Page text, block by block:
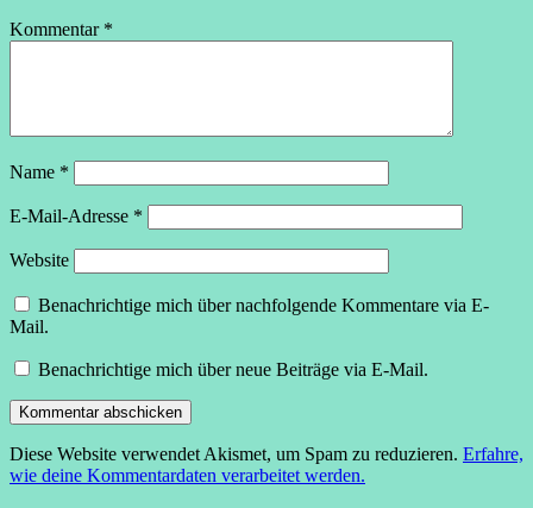
Kommentar *
Name *
E-Mail-Adresse *
Website
Benachrichtige mich über nachfolgende Kommentare via E-
Mail.
Benachrichtige mich über neue Beiträge via E-Mail.
Diese Website verwendet Akismet, um Spam zu reduzieren. Erfahre,
wie deine Kommentardaten verarbeitet werden.